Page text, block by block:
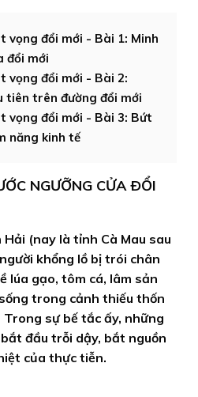
vọng đổi mới - Bài 1: Minh
đổi mới
vọng đổi mới - Bài 2:
tiên trên đường đổi mới
vọng đổi mới - Bài 3: Bứt
năng kinh tế
NGƯỠNG CỬA ÐỔI
(nay là tỉnh Cà Mau sau
khổng lồ bị trói chân
lúa gạo, tôm cá, lâm sản
trong cảnh thiếu thốn
sự bế tắc ấy, những
đầu trỗi dậy, bắt nguồn
của thực tiễn.